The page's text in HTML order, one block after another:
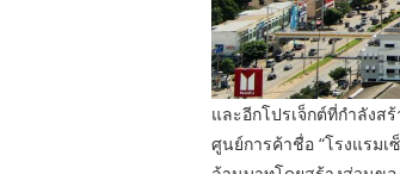
และอีกโปรเจ็กต์ที่กำลังส
ศูนย์การค้าชื่อ “โรงแรมเ